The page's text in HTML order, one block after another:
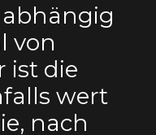
von
ist die
wert
nach